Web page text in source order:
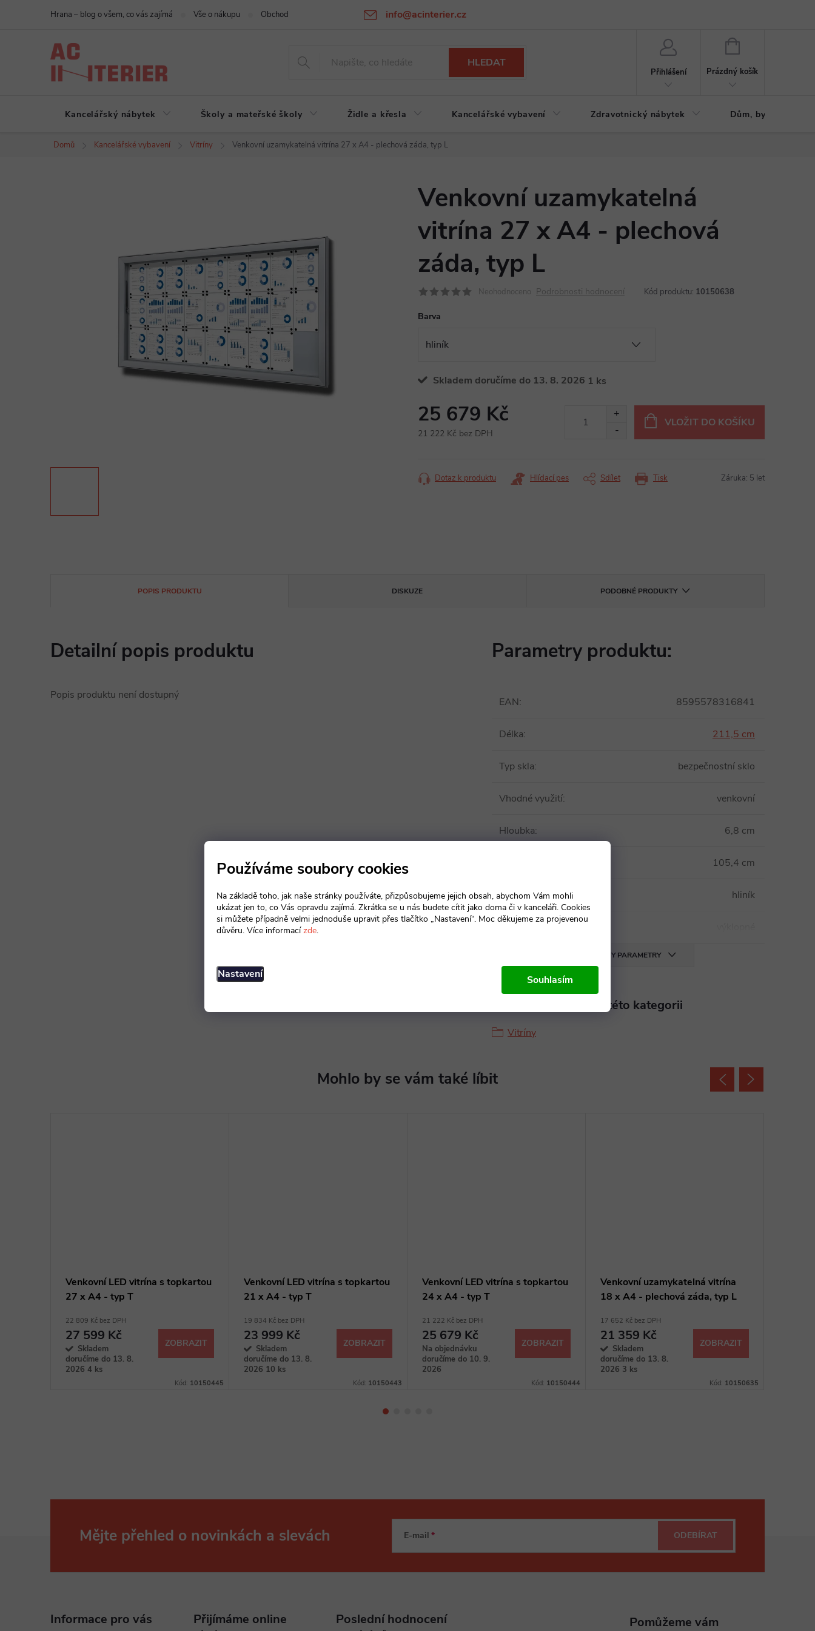
Používáme soubory cookies
Na základě toho, jak naše stránky používáte, přizpůsobujeme jejich obsah, abychom Vám mohli
ukázat jen to, co Vás opravdu zajímá. Zkrátka se u nás budete cítit jako doma či v kanceláři. Cookies
si můžete případně velmi jednoduše upravit přes tlačítko „Nastavení“. Moc děkujeme za projevenou
důvěru. Více informacízde.
Nastavení Souhlasím
info@acinterier.cz
Hrana – blog o všem, co vás zajímá Vše o nákupu Obchodní podmínky Ochrana osobních údajů Atypická výroba na zakázku
HLEDAT
Přihlášení
NÁKUPNÍ
Prázdný košík
Kancelářský nábytek Školy a mateřské školy Židle a křesla Kancelářské vybavení Zdravotnický nábytek Dům, byt, zahrada
Domů Kancelářské vybavení Vitríny Venkovní uzamykatelná vitrína 27 x A4 - plechová záda, typ L
Venkovní uzamykatelná
vitrína 27 x A4 - plechová
záda, typ L
Neohodnoceno Podrobnosti hodnocení Kód produktu: 10150638
Barva
Skladem doručíme do 13. 8. 2026 1 ks
25 679 Kč
21 222 Kč bez DPH
VLOŽIT DO KOŠÍKU
Tisk
Dotaz k produktu Hlídací pes Sdílet Záruka: 5 let
POPIS PRODUKTU DISKUZE PODOBNÉ PRODUKTY
Detailní popis produktu
Popis produktu není dostupný
Parametry produktu:
EAN: 8595578316841
Délka: 211,5 cm
Typ skla: bezpečnostní sklo
Vhodné využití: venkovní
Hloubka: 6,8 cm
105,4 cm
Materiál rámu: hliník
Typ dveří
VŠECHNY PARAMETRY
Produkt naleznete v této kategorii
Vitríny
Venkovní LED vitrína s topkartou
27 x A4 - typ T
22 809 Kč bez DPH
27 599 Kč
Skladem
doručíme do 13. 8.
2026 4 ks
ZOBRAZIT
Kód: 10150445
Venkovní LED vitrína s topkartou
21 x A4 - typ T
19 834 Kč bez DPH
23 999 Kč
Skladem
doručíme do 13. 8.
2026 10 ks
ZOBRAZIT
Kód: 10150443
Venkovní LED vitrína s topkartou
24 x A4 - typ T
21 222 Kč bez DPH
25 679 Kč
Na objednávku
doručíme do 10. 9.
2026
ZOBRAZIT
Kód: 10150444
Venkovní uzamykatelná vitrína
18 x A4 - plechová záda, typ L
17 652 Kč bez DPH
21 359 Kč
Skladem
doručíme do 13. 8.
2026 3 ks
ZOBRAZIT
Kód: 10150635
Mějte přehled o novinkách a slevách E-mail ODEBÍRAT
Informace pro vás
Přijímáme online
Poslední hodnocení